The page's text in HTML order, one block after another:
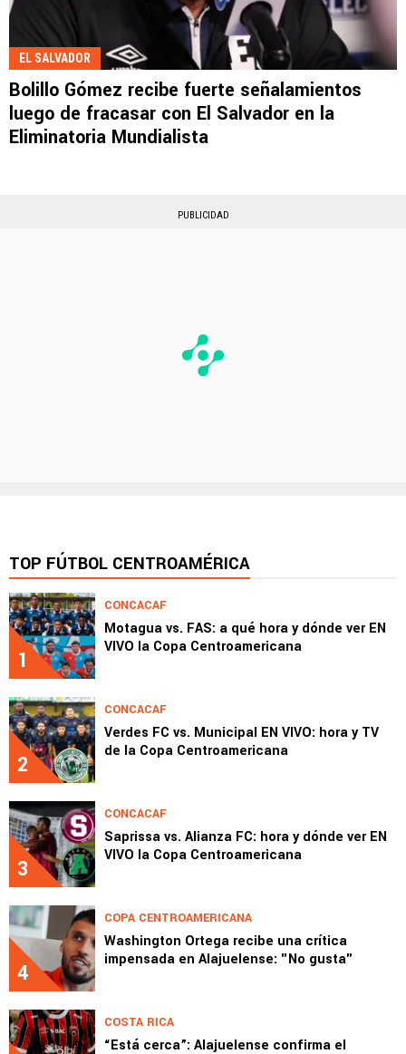
EL SALVADOR
Bolillo Gómez recibe fuerte señalamientos
luego de fracasar con El Salvador en la
Eliminatoria Mundialista
PUBLICIDAD
TOP FÚTBOL CENTROAMÉRICA
1
CONCACAF
Motagua vs. FAS: a qué hora y dónde ver EN
VIVO la Copa Centroamericana
2
CONCACAF
Verdes FC vs. Municipal EN VIVO: hora y TV
de la Copa Centroamericana
3
CONCACAF
Saprissa vs. Alianza FC: hora y dónde ver EN
VIVO la Copa Centroamericana
4
COPA CENTROAMERICANA
Washington Ortega recibe una crítica
impensada en Alajuelense: "No gusta"
COSTA RICA
“Está cerca”: Alajuelense confirma el